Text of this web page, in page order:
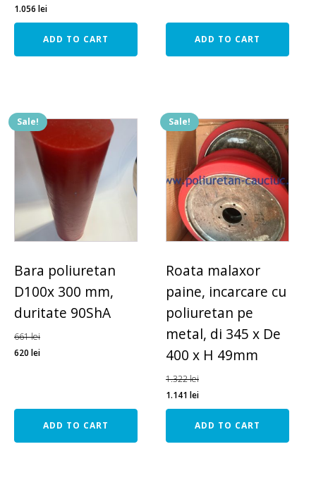
1.056 lei
ADD TO CART ADD TO CART
Sale!
Bara poliuretan
D100x 300 mm,
duritate 90ShA
661lei
620 lei
ADD TO CART
Sale!
Roata malaxor
paine, incarcare cu
poliuretan pe
metal, di 345 x De
400 x H 49mm
1.322lei
1.141lei
ADD TO CART